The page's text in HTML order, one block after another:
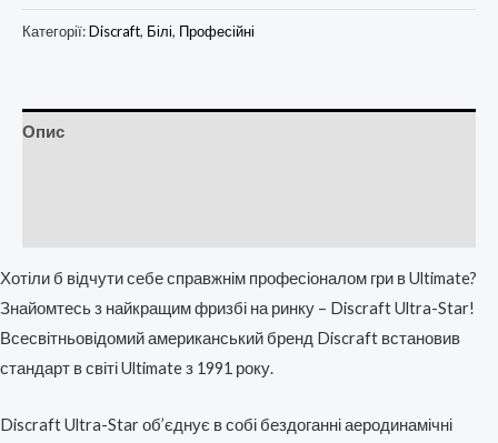
Категорії:Discraft, Білі, Професійні
Опис
Хотіли б відчути себе справжнім професіоналом гри в Ultimate?
Знайомтесь з найкращим фризбі на ринку – Discraft Ultra-Star!
Всесвітньовідомий американський бренд Discraft встановив
стандарт в світі Ultimate з 1991 року.
Discraft Ultra-Star об’єднує в собі бездоганні аеродинамічні